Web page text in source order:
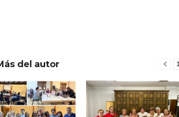
del autor